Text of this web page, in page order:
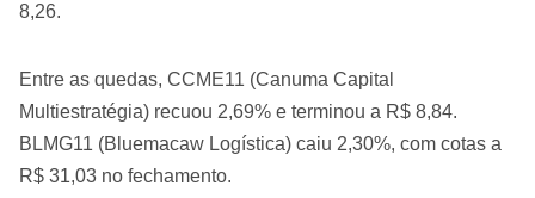
8,26.
Entre as quedas, CCME11 (Canuma Capital
Multiestratégia) recuou 2,69% e terminou a R$ 8,84.
BLMG11 (Bluemacaw Logística) caiu 2,30%, com cotas a
R$ 31,03 no fechamento.